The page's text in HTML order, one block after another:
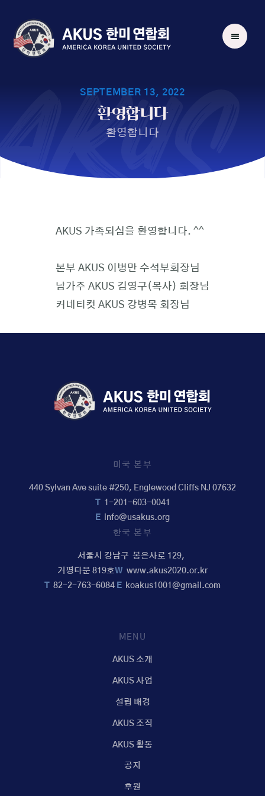
SEPTEMBER 13, 2022
환영합니다
환영합니다
AKUS 가족되심을 환영합니다. ^^
︎본부 AKUS 이병만 수석부회장님
︎남가주 AKUS 김영구(목사) 회장님
︎커네티컷 AKUS 강병목 회장님
미국 본부
440 Sylvan Ave suite #250, Englewood Cliffs NJ 07632
T1-201-603-0041
E info@usakus.org
한국 본부
서울시 강남구 봉은사로 129,
거평타운 819호W www.akus2020.or.kr
82-2-763-6084 E koakus1001@gmail.com
MENU
AKUS 소개
AKUS 사업
설립 배경
AKUS 조직
AKUS 활동
공지
후원